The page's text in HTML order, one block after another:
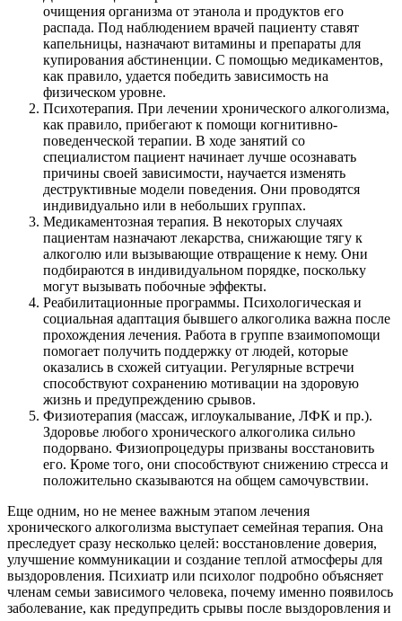
очищения организма от этанола и продуктов его
распада. Под наблюдением врачей пациенту ставят
капельницы, назначают витамины и препараты для
купирования абстиненции. С помощью медикаментов,
как правило, удается победить зависимость на
физическом уровне.
Психотерапия. При лечении хронического алкоголизма,
как правило, прибегают к помощи когнитивно-
поведенческой терапии. В ходе занятий со
специалистом пациент начинает лучше осознавать
причины своей зависимости, научается изменять
деструктивные модели поведения. Они проводятся
индивидуально или в небольших группах.
Медикаментозная терапия. В некоторых случаях
пациентам назначают лекарства, снижающие тягу к
алкоголю или вызывающие отвращение к нему. Они
подбираются в индивидуальном порядке, поскольку
могут вызывать побочные эффекты.
Реабилитационные программы. Психологическая и
социальная адаптация бывшего алкоголика важна после
прохождения лечения. Работа в группе взаимопомощи
помогает получить поддержку от людей, которые
оказались в схожей ситуации. Регулярные встречи
способствуют сохранению мотивации на здоровую
жизнь и предупреждению срывов.
Физиотерапия (массаж, иглоукалывание, ЛФК и пр.).
Здоровье любого хронического алкоголика сильно
подорвано. Физиопроцедуры призваны восстановить
его. Кроме того, они способствуют снижению стресса и
положительно сказываются на общем самочувствии.
Еще одним, но не менее важным этапом лечения
хронического алкоголизма выступает семейная терапия. Она
преследует сразу несколько целей: восстановление доверия,
улучшение коммуникации и создание теплой атмосферы для
выздоровления. Психиатр или психолог подробно объясняет
членам семьи зависимого человека, почему именно появилось
заболевание, как предупредить срывы после выздоровления и